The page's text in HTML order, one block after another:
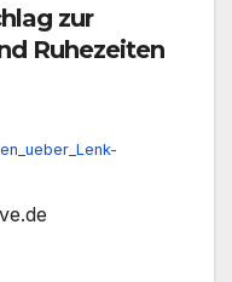
zur
Ruhezeiten